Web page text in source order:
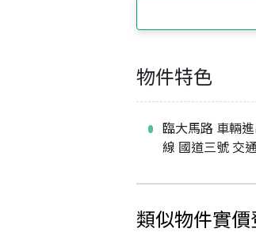
物件特色
臨大馬路 車輛
線 國道三號 交
類似物件實價